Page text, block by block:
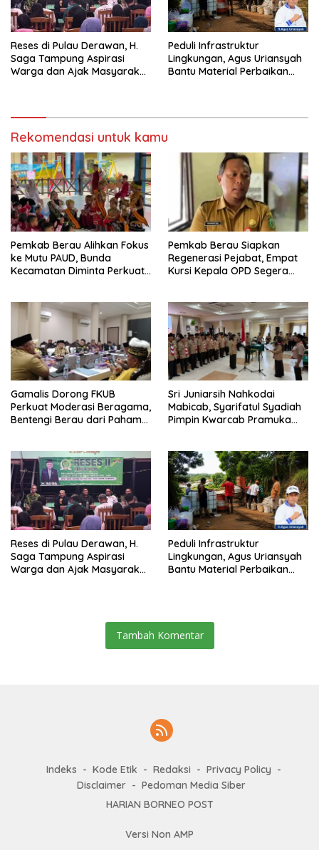
Reses di Pulau Derawan, H.
Saga Tampung Aspirasi
Warga dan Ajak Masyarakat
Peduli Infrastruktur
Lingkungan, Agus Uriansyah
Bantu Material Perbaikan
Rekomendasi untuk kamu
Pemkab Berau Alihkan Fokus
ke Mutu PAUD, Bunda
Kecamatan Diminta Perkuat
Pemkab Berau Siapkan
Regenerasi Pejabat, Empat
Kursi Kepala OPD Segera
Gamalis Dorong FKUB
Perkuat Moderasi Beragama,
Bentengi Berau dari Paham
Sri Juniarsih Nahkodai
Mabicab, Syarifatul Syadiah
Pimpin Kwarcab Pramuka
Reses di Pulau Derawan, H.
Saga Tampung Aspirasi
Warga dan Ajak Masyarakat
Peduli Infrastruktur
Lingkungan, Agus Uriansyah
Bantu Material Perbaikan
Tambah Komentar
Indeks Kode Etik Redaksi
Privacy Policy
Disclaimer
Pedoman Media Siber
HARIAN BORNEO POST
Versi Non AMP